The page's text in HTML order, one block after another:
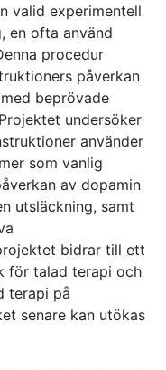
valid experimentell
en ofta använd
procedur
påverkan
beprövade
undersöker
använder
som vanlig
av dopamin
utsläckning, samt
bidrar till ett
för talad terapi och
terapi på
senare kan utökas